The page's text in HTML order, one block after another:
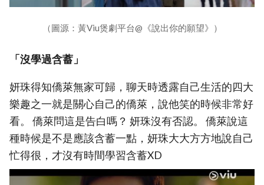
（圖源：黃Viu煲劇平台@《說出你的願望》）
「沒學過含蓄」
妍珠得知僑萊無家可歸，聊天時透露自己生活的四大
樂趣之一就是關心自己的僑萊，說他笑的時候非常好
看。 僑萊問這是告白嗎？ 妍珠沒有否認。 僑萊說這
種時候是不是應該含蓄一點，妍珠大大方方地說自己
忙得很，才沒有時間學習含蓄XD